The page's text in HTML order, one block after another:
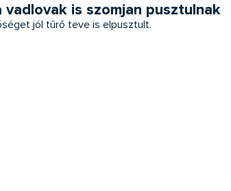
is szomjan pusztulnak
jól tűrő teve is elpusztult.